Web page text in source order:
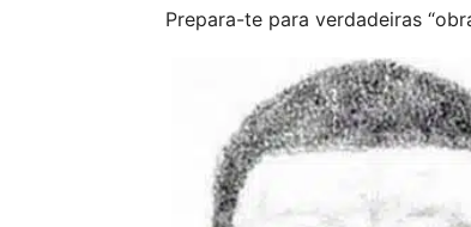
Prepara-te para verdadeiras